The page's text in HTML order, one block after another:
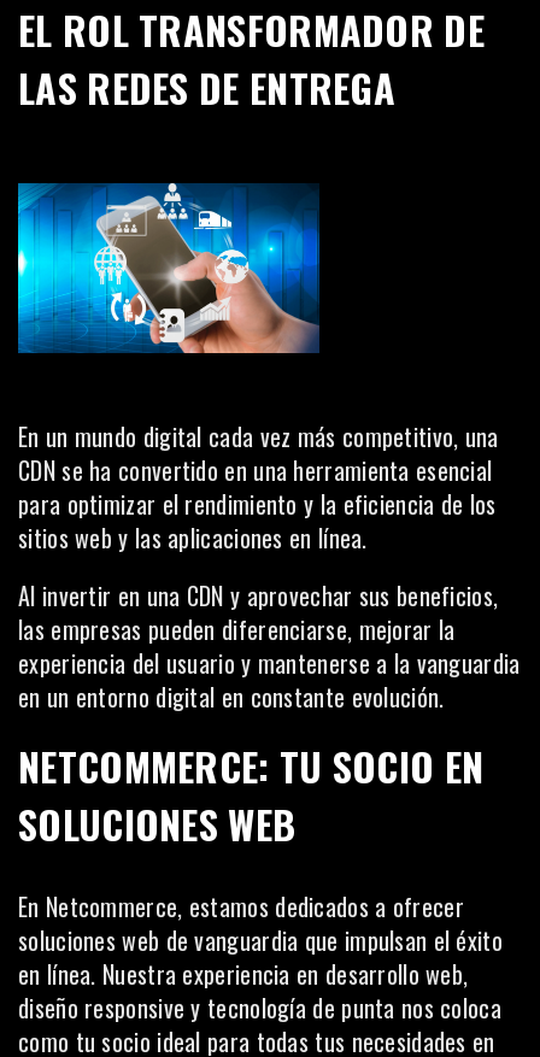
EL ROL TRANSFORMADOR DE
LAS REDES DE ENTREGA
En un mundo digital cada vez más competitivo, una
CDN se ha convertido en una herramienta esencial
para optimizar el rendimiento y la eficiencia de los
sitios web y las aplicaciones en línea.
Al invertir en una CDN y aprovechar sus beneficios,
las empresas pueden diferenciarse, mejorar la
experiencia del usuario y mantenerse a la vanguardia
en un entorno digital en constante evolución.
NETCOMMERCE: TU SOCIO EN
SOLUCIONES WEB
En Netcommerce, estamos dedicados a ofrecer
soluciones web de vanguardia que impulsan el éxito
en línea. Nuestra experiencia en desarrollo web,
diseño responsive y tecnología de punta nos coloca
como tu socio ideal para todas tus necesidades en